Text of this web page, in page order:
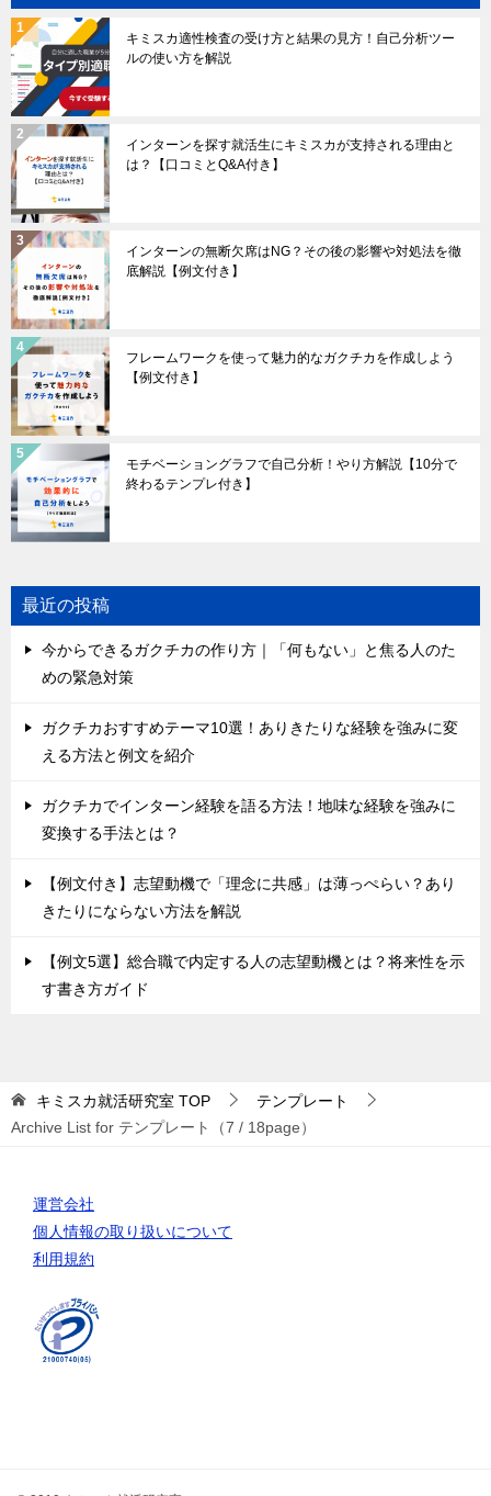
キミスカ適性検査の受け方と結果の見方！自己分析ツー
ルの使い方を解説
インターンを探す就活生にキミスカが支持される理由と
は？【口コミとQ&A付き】
インターンの無断欠席はNG？その後の影響や対処法を徹
底解説【例文付き】
フレームワークを使って魅力的なガクチカを作成しよう
【例文付き】
モチベーショングラフで自己分析！やり方解説【10分で
終わるテンプレ付き】
最近の投稿
今からできるガクチカの作り方｜「何もない」と焦る人のた
めの緊急対策
ガクチカおすすめテーマ10選！ありきたりな経験を強みに変
える方法と例文を紹介
ガクチカでインターン経験を語る方法！地味な経験を強みに
変換する手法とは？
【例文付き】志望動機で「理念に共感」は薄っぺらい？あり
きたりにならない方法を解説
【例文5選】総合職で内定する人の志望動機とは？将来性を示
す書き方ガイド
キミスカ就活研究室 TOP
テンプレート
Archive List for テンプレート（7 / 18page）
運営会社
個人情報の取り扱いについて
利用規約